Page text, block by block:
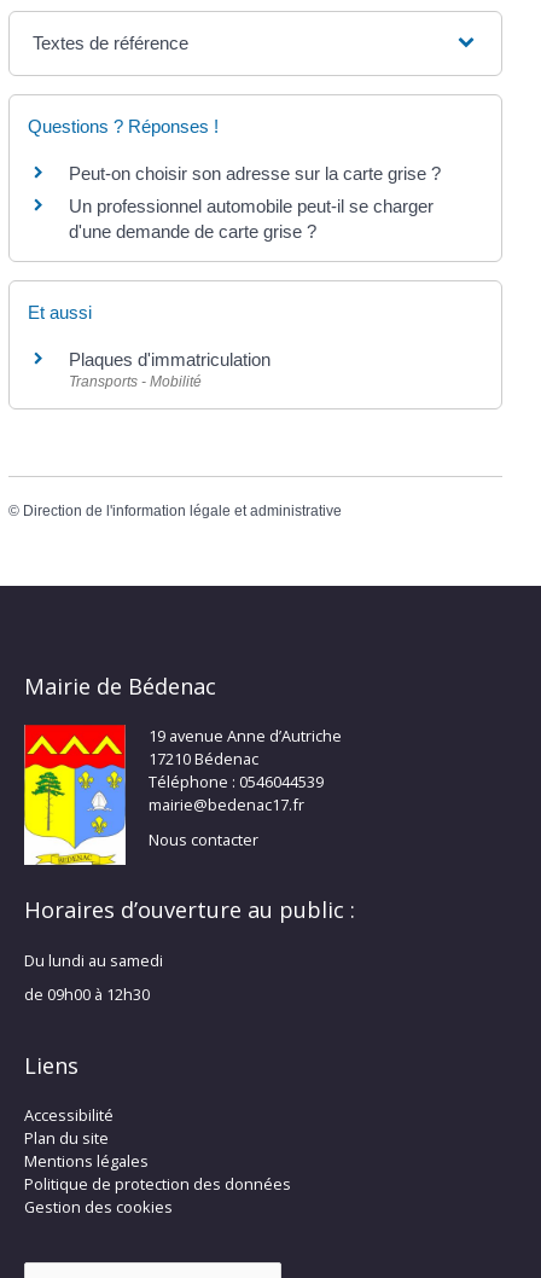
Textes de référence
Questions ? Réponses !
Peut-on choisir son adresse sur la carte grise ?
Un professionnel automobile peut-il se charger
d'une demande de carte grise ?
Et aussi
Plaques d'immatriculation
Transports - Mobilité
© Direction de l'information légale et administrative
Mairie de Bédenac
19 avenue Anne d’Autriche
17210 Bédenac
Téléphone : 0546044539
mairie@bedenac17.fr
Nous contacter
Horaires d’ouverture au public :
Du lundi au samedi
de 09h00 à 12h30
Liens
Accessibilité
Plan du site
Mentions légales
Politique de protection des données
Gestion des cookies